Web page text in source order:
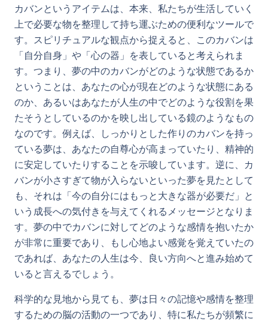
カバンというアイテムは、本来、私たちが生活していく
上で必要な物を整理して持ち運ぶための便利なツールで
す。スピリチュアルな観点から捉えると、このカバンは
「自分自身」や「心の器」を表していると考えられま
す。つまり、夢の中のカバンがどのような状態であるか
ということは、あなたの心が現在どのような状態にある
のか、あるいはあなたが人生の中でどのような役割を果
たそうとしているのかを映し出している鏡のようなもの
なのです。例えば、しっかりとした作りのカバンを持っ
ている夢は、あなたの自尊心が高まっていたり、精神的
に安定していたりすることを示唆しています。逆に、カ
バンが小さすぎて物が入らないといった夢を見たとして
も、それは「今の自分にはもっと大きな器が必要だ」と
いう成長への気付きを与えてくれるメッセージとなりま
す。夢の中でカバンに対してどのような感情を抱いたか
が非常に重要であり、もし心地よい感覚を覚えていたの
であれば、あなたの人生は今、良い方向へと進み始めて
いると言えるでしょう。
科学的な見地から見ても、夢は日々の記憶や感情を整理
するための脳の活動の一つであり、特に私たちが頻繁に